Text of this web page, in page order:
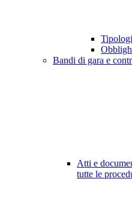
Bandi di gara e
Atti e
tutte le